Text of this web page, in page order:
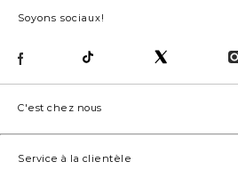
Soyons sociaux!
C'est chez nous
Service à la clientèle